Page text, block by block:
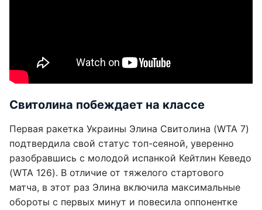
Свитолина побеждает на классе
Первая ракетка Украины Элина Свитолина (WTA 7)
подтвердила свой статус топ-сеяной, уверенно
разобравшись с молодой испанкой Кейтлин Кеведо
(WTA 126). В отличие от тяжелого стартового
матча, в этот раз Элина включила максимальные
обороты с первых минут и повесила оппонентке